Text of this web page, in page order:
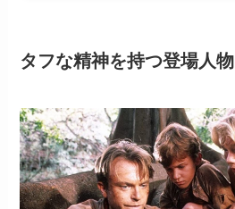
タフな精神を持つ登場人物